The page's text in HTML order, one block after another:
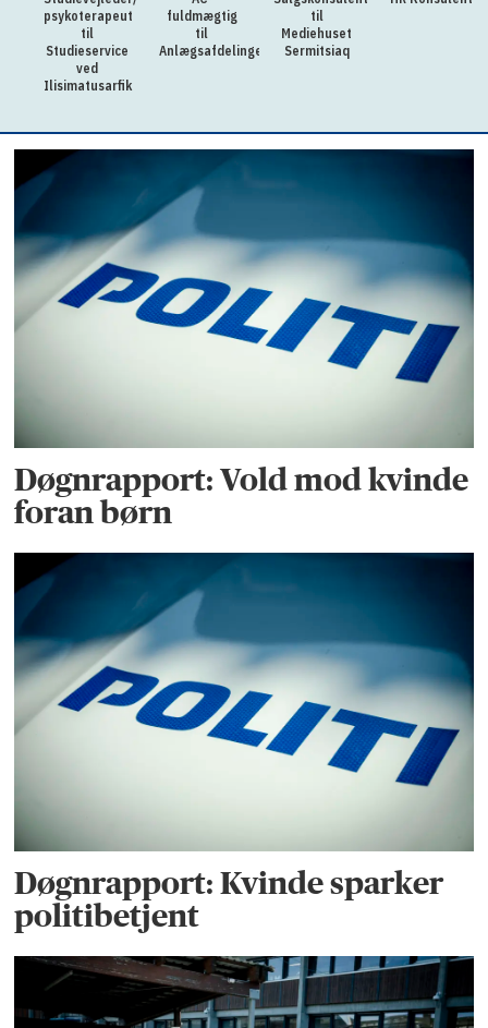
psykoterapeut
til
Studieservice
ved
Ilisimatusarfik
fuldmægtig
til
Anlægsafdelingen
til
Mediehuset
Sermitsiaq
Døgnrapport: Vold mod kvinde
foran børn
Døgnrapport: Kvinde sparker
politibetjent